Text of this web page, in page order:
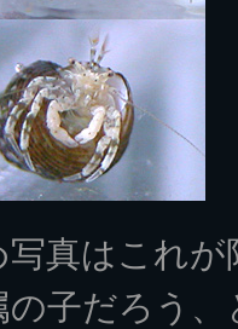
真はこれ
の子だろう